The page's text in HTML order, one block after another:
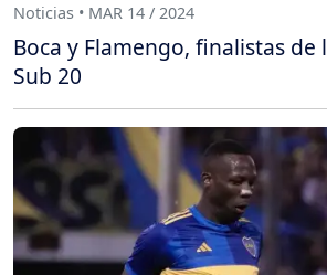
Noticias • MAR 14 / 2024
Boca y Flamengo, finalistas
Sub 20